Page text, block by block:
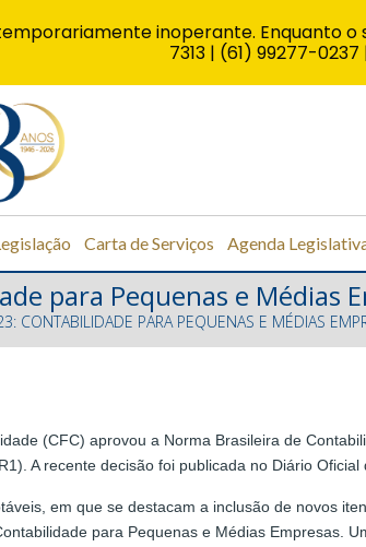
Carta de Serviços Agenda
para Pequenas e Médias
CONTABILIDADE PARA PEQUENAS E MÉDIAS
(CFC) aprovou a Norma Brasileira de
A recente decisão foi publicada no Diário
em que se destacam a inclusão de novos
para Pequenas e Médias Empresas.
inoperante. Enquanto o
7313 | (61) 99277-